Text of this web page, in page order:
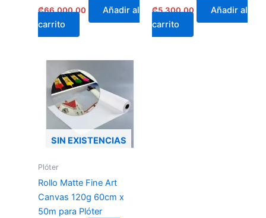
₡66,000.00
Añadir al
carrito
₡5,300.00
Añadir al
carrito
SIN EXISTENCIAS
Plóter
Rollo Matte Fine Art
Canvas 120g 60cm x
50m para Plóter